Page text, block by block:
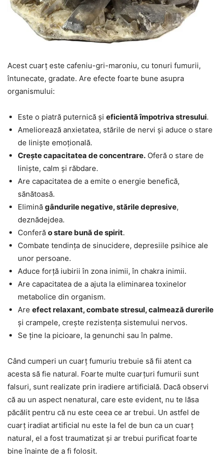
Acest cuarț este cafeniu-gri-maroniu, cu tonuri fumurii,
întunecate, gradate. Are efecte foarte bune asupra
organismului:
Este o piatră puternică și eficientă împotriva stresului.
Ameliorează anxietatea, stările de nervi și aduce o stare
de liniște emoțională.
Crește capacitatea de concentrare. Oferă o stare de
liniște, calm și răbdare.
Are capacitatea de a emite o energie benefică,
sănătoasă.
Elimină gândurile negative, stările depresive,
deznădejdea.
Conferă o stare bună de spirit.
Combate tendința de sinucidere, depresiile psihice ale
unor persoane.
Aduce forță iubirii în zona inimii, în chakra inimii.
Are capacitatea de a ajuta la eliminarea toxinelor
metabolice din organism.
Are efect relaxant, combate stresul, calmează durerile
și crampele, crește rezistența sistemului nervos.
Se ține la picioare, la genunchi sau în palme.
Când cumperi un cuarț fumuriu trebuie să fii atent ca
acesta să fie natural. Foarte multe cuarțuri fumurii sunt
falsuri, sunt realizate prin iradiere artificială. Dacă observi
că au un aspect nenatural, care este evident, nu te lăsa
păcălit pentru că nu este ceea ce ar trebui. Un astfel de
cuarț iradiat artificial nu este la fel de bun ca un cuarț
natural, el a fost traumatizat și ar trebui purificat foarte
bine înainte de a fi folosit.